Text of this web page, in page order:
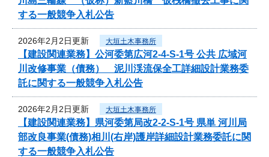
する一般競争入札公告
2026年2月2日更新 大垣土木事務所
【建設関連業務】公河委第広河2-4-S-1号 公共 広域河
川改修事業（債務） 泥川渓流保全工詳細設計業務委
託に関する一般競争入札公告
2026年2月2日更新 大垣土木事務所
【建設関連業務】県河委第局改2-2-S-1号 県単 河川局
部改良事業(債務)相川(右岸)護岸詳細設計業務委託に関
する一般競争入札公告